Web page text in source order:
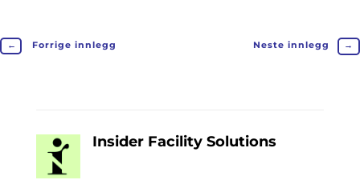
← Forrige innlegg Neste innlegg →
Insider Facility Solutions